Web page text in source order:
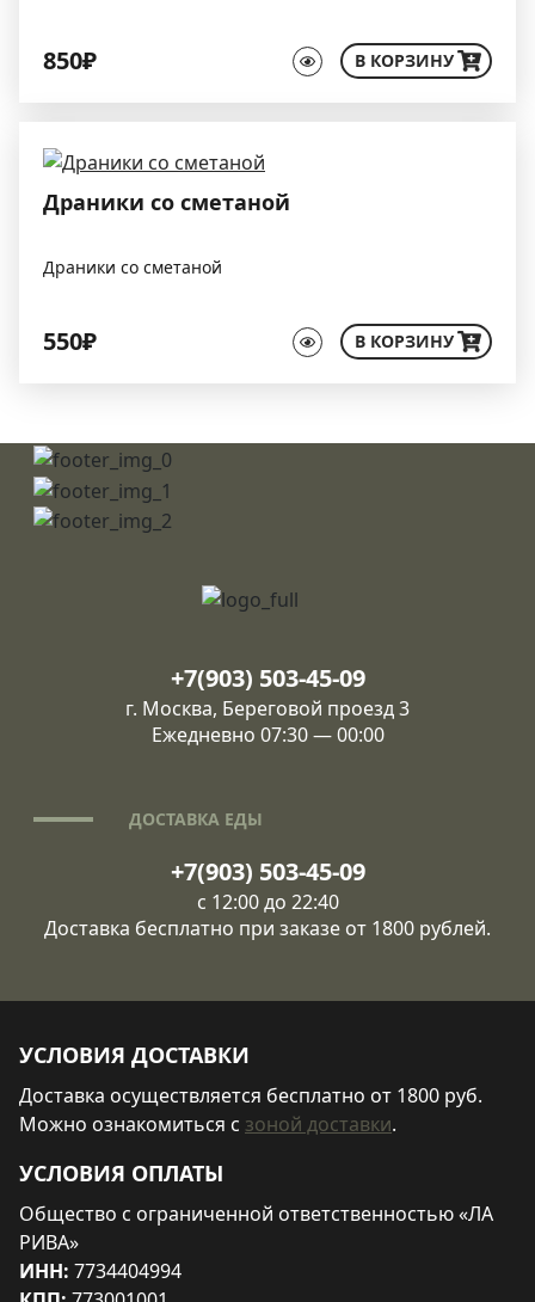
850₽ В КОРЗИНУ
Драники со сметаной
Драники со сметаной
550₽ В КОРЗИНУ
+7(903) 503-45-09
г. Москва, Береговой проезд 3
Ежедневно 07:30 — 00:00
ДОСТАВКА ЕДЫ
+7(903) 503-45-09
с 12:00 до 22:40
Доставка бесплатно при заказе от 1800 рублей.
УСЛОВИЯ ДОСТАВКИ
Доставка осуществляется бесплатно от 1800 руб.
Можно ознакомиться с зоной доставки.
УСЛОВИЯ ОПЛАТЫ
Общество с ограниченной ответственностью «ЛА
РИВА»
ИНН: 7734404994